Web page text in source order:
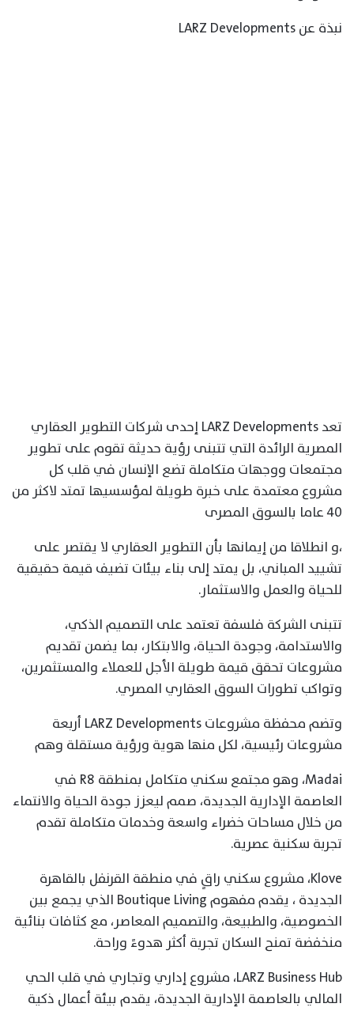
نبذة عن LARZ Developments
تعد LARZ Developments إحدى شركات التطوير العقاري
المصرية الرائدة التي تتبنى رؤية حديثة تقوم على تطوير
مجتمعات ووجهات متكاملة تضع الإنسان في قلب كل
مشروع معتمدة على خبرة طويلة لمؤسسيها تمتد لاكثر من
٤٠ عاما بالسوق المصرى
،و انطلاقا من إيمانها بأن التطوير العقاري لا يقتصر على
تشييد المباني، بل يمتد إلى بناء بيئات تضيف قيمة حقيقية
للحياة والعمل والاستثمار.
تتبنى الشركة فلسفة تعتمد على التصميم الذكي،
والاستدامة، وجودة الحياة، والابتكار، بما يضمن تقديم
مشروعات تحقق قيمة طويلة الأجل للعملاء والمستثمرين،
وتواكب تطورات السوق العقاري المصري.
وتضم محفظة مشروعات LARZ Developments أربعة
مشروعات رئيسية، لكل منها هوية ورؤية مستقلة وهم
Madai، وهو مجتمع سكني متكامل بمنطقة R8 في
العاصمة الإدارية الجديدة، صمم ليعزز جودة الحياة والانتماء
من خلال مساحات خضراء واسعة وخدمات متكاملة تقدم
تجربة سكنية عصرية.
Klove، مشروع سكني راقٍ في منطقة القرنفل بالقاهرة
الجديدة ، يقدم مفهوم Boutique Living الذي يجمع بين
الخصوصية، والطبيعة، والتصميم المعاصر، مع كثافات بنائية
منخفضة تمنح السكان تجربة أكثر هدوءً وراحة.
LARZ Business Hub، مشروع إداري وتجاري في قلب الحي
المالي بالعاصمة الإدارية الجديدة، يقدم بيئة أعمال ذكية